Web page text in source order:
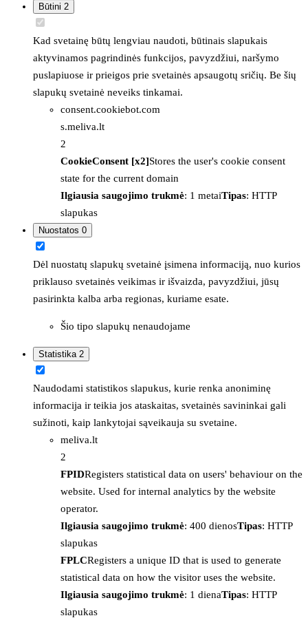
Būtini 2
Kad svetainę būtų lengviau naudoti, būtinais slapukais
aktyvinamos pagrindinės funkcijos, pavyzdžiui, naršymo
puslapiuose ir prieigos prie svetainės apsaugotų sričių. Be šių
slapukų svetainė neveiks tinkamai.
consent.cookiebot.com
s.meliva.lt
2
CookieConsent [x2]Stores the user's cookie consent
state for the current domain
Ilgiausia saugojimo trukmė: 1 metaiTipas: HTTP
slapukas
Nuostatos 0
Dėl nuostatų slapukų svetainė įsimena informaciją, nuo kurios
priklauso svetainės veikimas ir išvaizda, pavyzdžiui, jūsų
pasirinkta kalba arba regionas, kuriame esate.
Šio tipo slapukų nenaudojame
Statistika 2
Naudodami statistikos slapukus, kurie renka anoniminę
informacija ir teikia jos ataskaitas, svetainės savininkai gali
sužinoti, kaip lankytojai sąveikauja su svetaine.
meliva.lt
2
FPIDRegisters statistical data on users' behaviour on the
website. Used for internal analytics by the website
operator.
Ilgiausia saugojimo trukmė: 400 dienosTipas: HTTP
slapukas
FPLCRegisters a unique ID that is used to generate
statistical data on how the visitor uses the website.
Ilgiausia saugojimo trukmė: 1 dienaTipas: HTTP
slapukas